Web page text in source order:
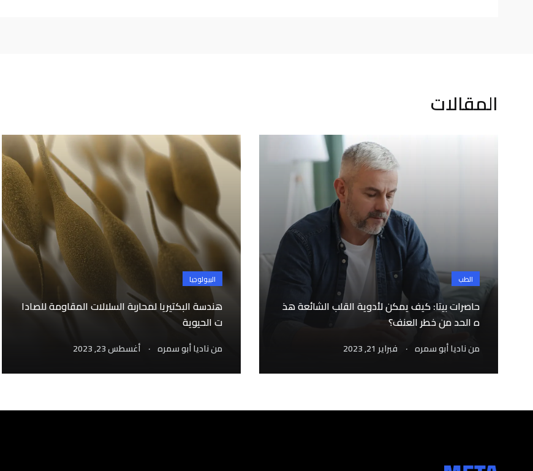
المقالات
البيولوجيا
هندسة البكتيريا لمحاربة السلالات المقاومة للصادا
ت الحيوية
منناديا أبو سمره . أغسطس 23, 2023
الطب
حاصرات بيتا: كيف يمكن لأدوية القلب الشائعة هذ
ه الحد من خطر العنف؟
منناديا أبو سمره . فبراير 21, 2023